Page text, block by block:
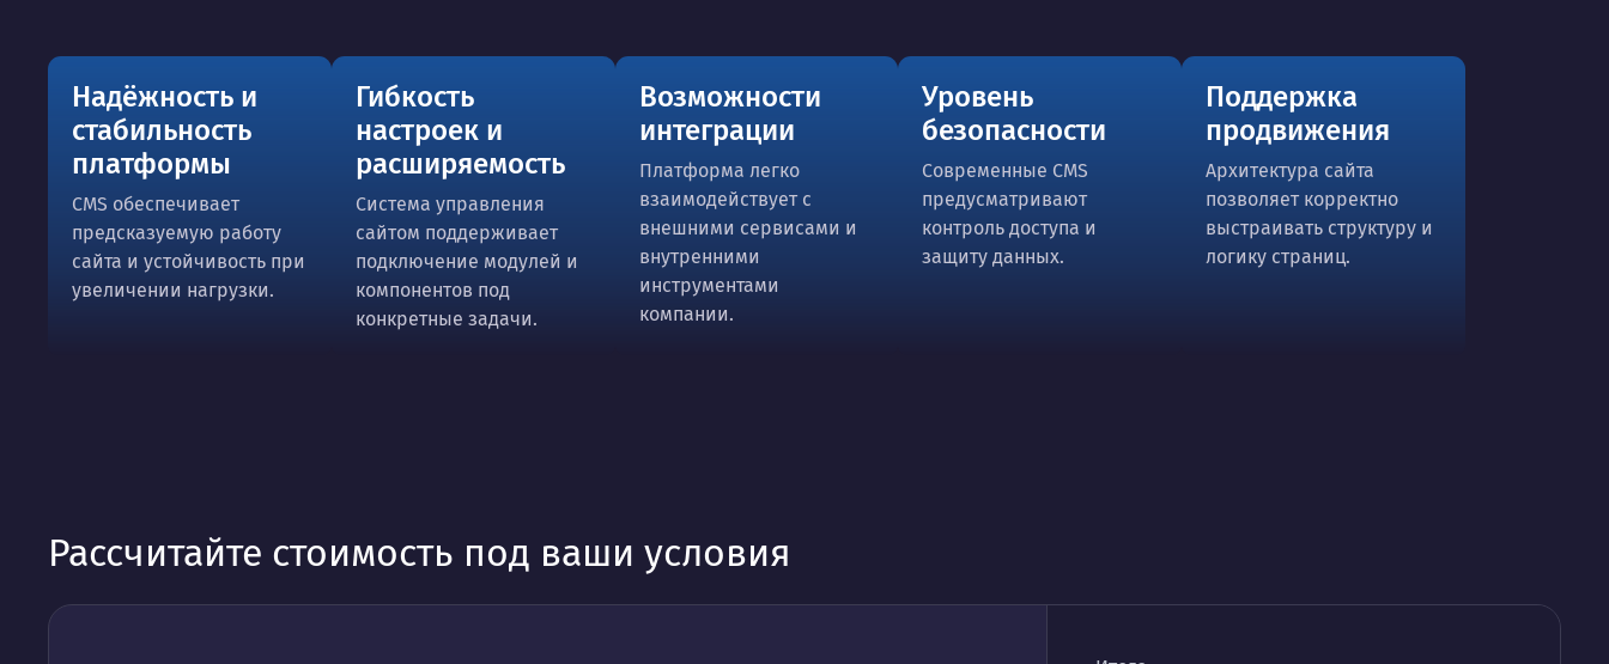
Надёжность и
стабильность
платформы
CMS обеспечивает
предсказуемую работу
сайта и устойчивость при
увеличении нагрузки.
Гибкость
настроек и
расширяемость
Система управления
сайтом поддерживает
подключение модулей и
компонентов под
конкретные задачи.
Возможности
интеграции
Платформа легко
взаимодействует с
внешними сервисами и
внутренними
инструментами
компании.
Уровень
безопасности
Современные CMS
предусматривают
контроль доступа и
защиту данных.
Поддержка
продвижения
Архитектура сайта
позволяет корректно
выстраивать структуру и
логику страниц.
Рассчитайте стоимость под ваши условия